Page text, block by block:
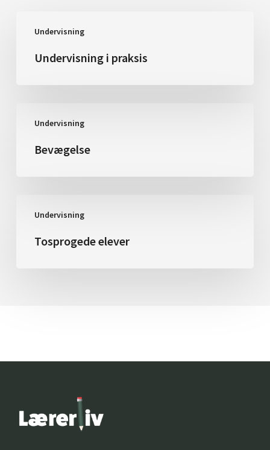
Undervisning
Undervisning i praksis
Undervisning
Bevægelse
Undervisning
elever
Tosprogede elever